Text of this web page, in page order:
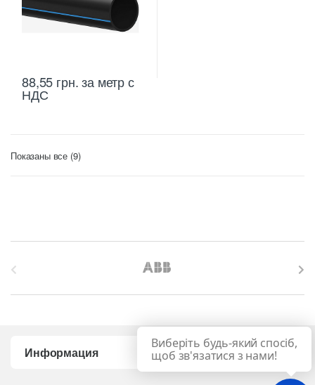
88,55 грн. за метр с
НДС
Показаны все (9)Цены:
по
Информация
Виберіть будь-який спосіб,
щоб зв'язатися з нами!